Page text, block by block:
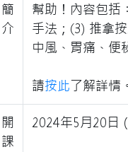
簡
介
幫助！內容包括
手法；(3) 推拿
中風、胃痛、便
請按此了解詳情。
開
課
2024年5月20日